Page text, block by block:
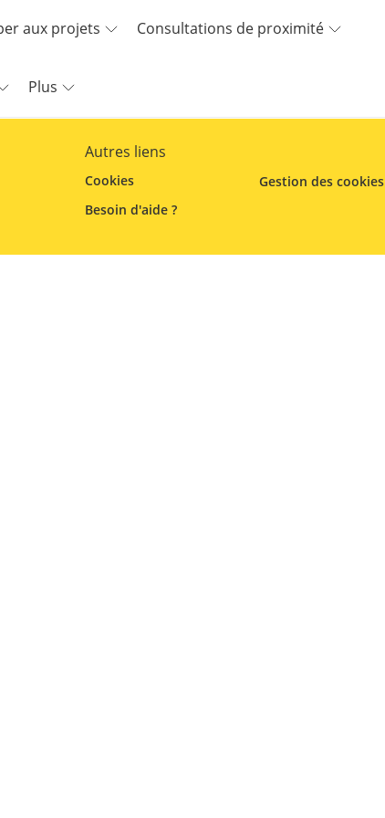
aux projets Consultations de proximité
Plus
Autres liens
Cookies Gestion des cookies
Besoin d'aide ?